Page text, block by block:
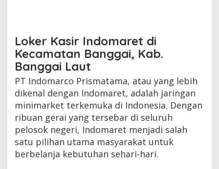
Loker Kasir Indomaret di
Kecamatan Banggai, Kab.
Banggai Laut
PT Indomarco Prismatama, atau yang lebih
dikenal dengan Indomaret, adalah jaringan
minimarket terkemuka di Indonesia. Dengan
ribuan gerai yang tersebar di seluruh
pelosok negeri, Indomaret menjadi salah
satu pilihan utama masyarakat untuk
berbelanja kebutuhan sehari-hari.